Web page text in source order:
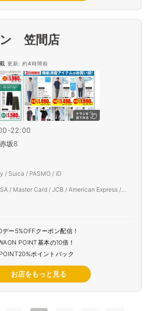
笠間店
更新: 約4時間前
22:00
坂8
/ Suica / PASMO / iD
/ Master Card / JCB / American Express /
ー5%OFFクーポン配信！
POINT基本の10倍！
ポイントバック
お店をもっと見る